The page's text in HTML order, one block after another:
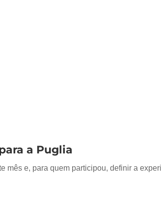
a Puglia
mês e, para quem participou, definir a